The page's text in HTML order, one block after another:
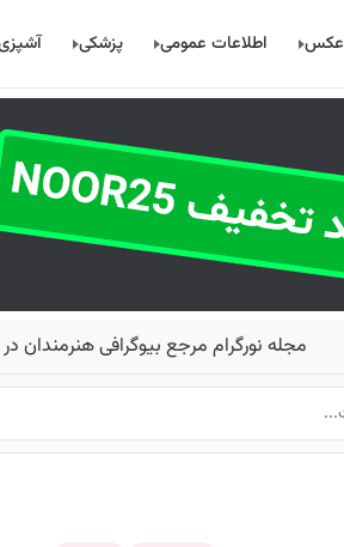
عکس اطلاعات عمومی پزشکی
مجله نورگرام مرجع بیوگرافی هنرمندان در